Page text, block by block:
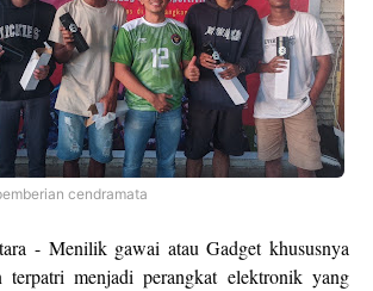
cendramata
- Menilik gawai atau Gadget khususnya
menjadi perangkat elektronik yang